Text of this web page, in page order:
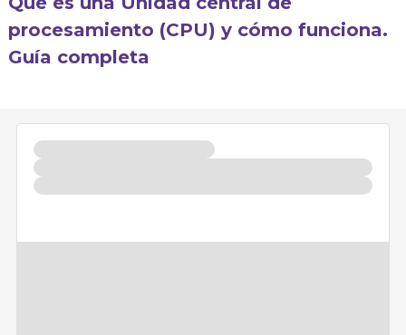
procesamiento (CPU) y cómo funciona.
Guía completa